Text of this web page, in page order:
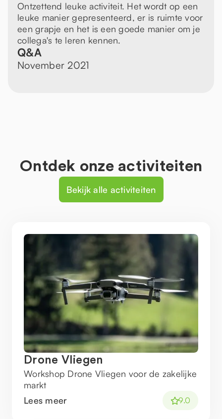
Ontzettend leuke activiteit. Het wordt op een
leuke manier gepresenteerd, er is ruimte voor
een grapje en het is een goede manier om je
collega's te leren kennen.
Q&A
November 2021
Ontdek onze activiteiten
Bekijk alle activiteiten
Drone Vliegen
Workshop Drone Vliegen voor de zakelijke
markt
Lees meer
9.0